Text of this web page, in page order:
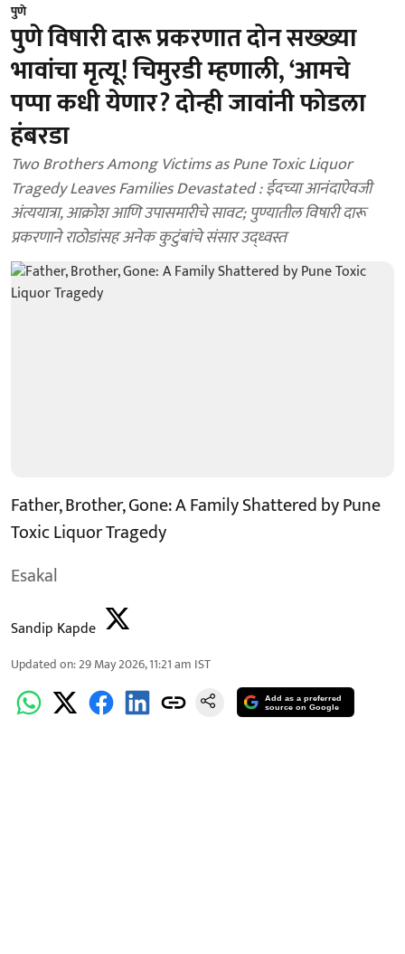
पुणे
पुणे विषारी दारू प्रकरणात दोन सख्ख्या
भावांचा मृत्यू! चिमुरडी म्हणाली, ‘आमचे
पप्पा कधी येणार? दोन्ही जावांनी फोडला
हंबरडा
Two Brothers Among Victims as Pune Toxic Liquor
Tragedy Leaves Families Devastated : ईदच्या आनंदाऐवजी
अंत्ययात्रा, आक्रोश आणि उपासमारीचे सावट; पुण्यातील विषारी दारू
प्रकरणाने राठोडांसह अनेक कुटुंबांचे संसार उद्ध्वस्त
Father, Brother, Gone: A Family Shattered by Pune
Toxic Liquor Tragedy
Esakal
Sandip Kapde
Updated on:29 May 2026, 11:21 am IST
Add as a preferred
source on Google